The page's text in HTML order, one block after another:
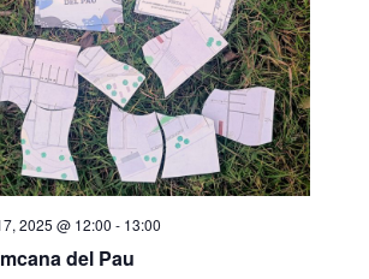
2025 @ 12:00 - 13:00
del Pau